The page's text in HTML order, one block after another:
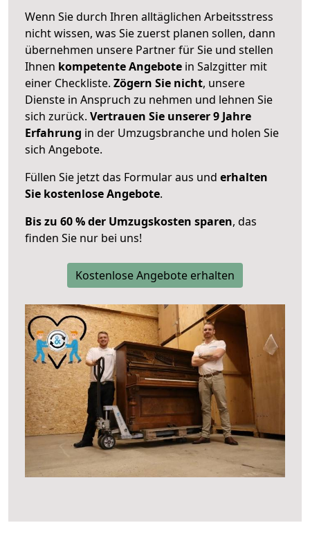
Wenn Sie durch Ihren alltäglichen Arbeitsstress
nicht wissen, was Sie zuerst planen sollen, dann
übernehmen unsere Partner für Sie und stellen
Ihnen kompetente Angebote in Salzgitter mit
einer Checkliste. Zögern Sie nicht, unsere
Dienste in Anspruch zu nehmen und lehnen Sie
sich zurück. Vertrauen Sie unserer 9 Jahre
Erfahrung in der Umzugsbranche und holen Sie
sich Angebote.
Füllen Sie jetzt das Formular aus und erhalten
Sie kostenlose Angebote.
Bis zu 60 % der Umzugskosten sparen, das
finden Sie nur bei uns!
Kostenlose Angebote erhalten